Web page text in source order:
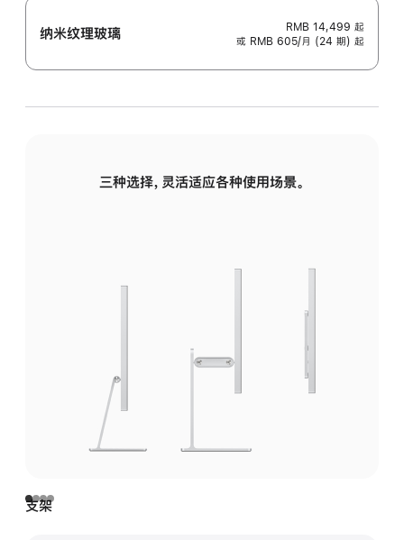
纳米纹理玻璃 RMB 14,499 起
或 RMB 605/月 (24 期) 起
三种选择，灵活适应各种使用场景。
支架